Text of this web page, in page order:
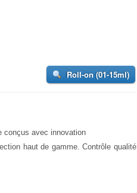
Roll-on (01-15ml)
conçus avec innovation
haut de gamme. Contrôle qualité